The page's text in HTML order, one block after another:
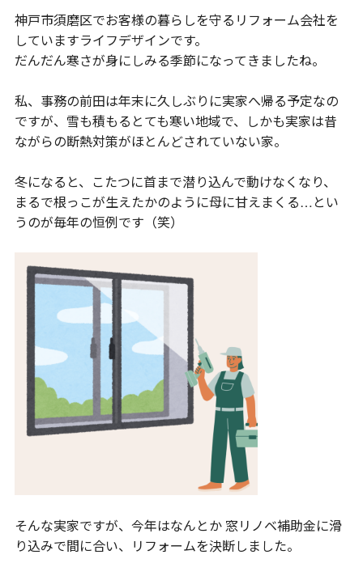
神戸市須磨区でお客様の暮らしを守るリフォーム会社を
していますライフデザインです。
だんだん寒さが身にしみる季節になってきましたね。
私、事務の前田は年末に久しぶりに実家へ帰る予定なの
ですが、雪も積もるとても寒い地域で、しかも実家は昔
ながらの断熱対策がほとんどされていない家。
冬になると、こたつに首まで潜り込んで動けなくなり、
まるで根っこが生えたかのように母に甘えまくる…とい
うのが毎年の恒例です（笑）
そんな実家ですが、今年はなんとか 窓リノベ補助金に滑
り込みで間に合い、リフォームを決断しました。